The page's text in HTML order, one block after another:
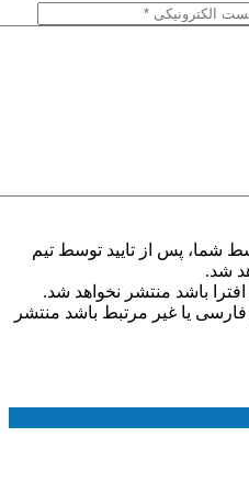
شما، پس از تایید توسط تیم
شد.
باشد منتشر نخواهد شد.
فارسی یا غیر مرتبط باشد منتشر